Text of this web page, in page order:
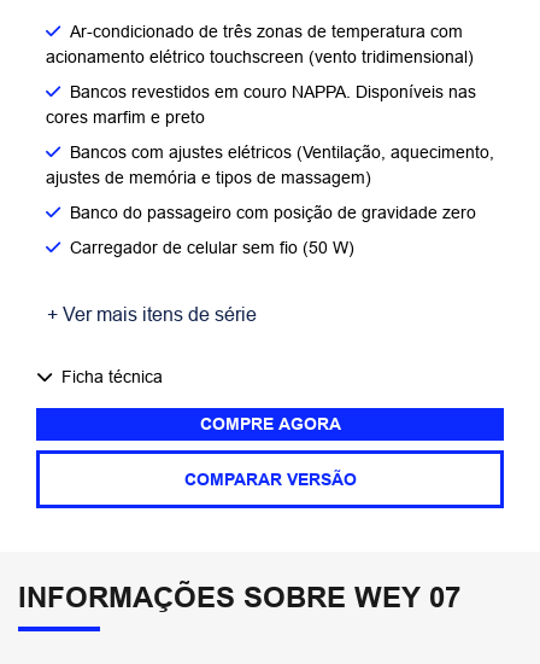
Ar-condicionado de três zonas de temperatura com
acionamento elétrico touchscreen (vento tridimensional)
Bancos revestidos em couro NAPPA. Disponíveis nas
cores marfim e preto
Bancos com ajustes elétricos (Ventilação, aquecimento,
ajustes de memória e tipos de massagem)
Banco do passageiro com posição de gravidade zero
Carregador de celular sem fio (50 W)
+ Ver mais itens de série
Ficha técnica
COMPRE AGORA
COMPARAR VERSÃO
INFORMAÇÕES SOBRE WEY 07